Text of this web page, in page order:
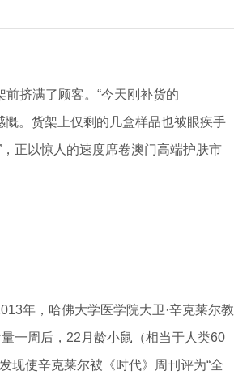
挤满了顾客。“今天刚补货的
慨。货架上仅剩的几盒样品也被眼疾手
正以惊人的速度席卷澳门高端护肤市
年，哈佛大学医学院大卫·辛克莱尔教
一周后，22月龄小鼠（相当于人类60
现使辛克莱尔被《时代》周刊评为“全